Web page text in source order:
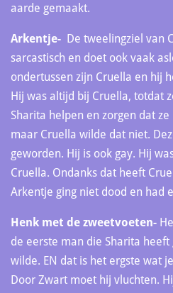
aarde gemaakt.
Arkentje- De tweelingziel van
sarcastisch en doet ook vaak
ondertussen zijn Cruella en hij
Hij was altijd bij Cruella, totdat
Sharita helpen en zorgen dat
maar Cruella wilde dat niet.
geworden. Hij is ook gay. Hij
Cruella. Ondanks dat heeft
Arkentje ging niet dood en had
Henk met de zweetvoeten-
de eerste man die Sharita
wilde. EN dat is het ergste wat
Door Zwart moet hij vluchten.